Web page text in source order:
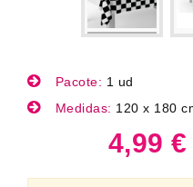
Pacote: 1 ud
Medidas: 120 x 180
4,99 €